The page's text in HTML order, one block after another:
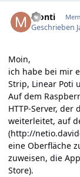
Monti
Geschrieben
Moin,
ich habe bei mir
Strip, Linear Poti
Auf dem
HTTP-Server,
weiterleitet, auf
(http://
eine Oberfläche
zuweisen, die
Store).